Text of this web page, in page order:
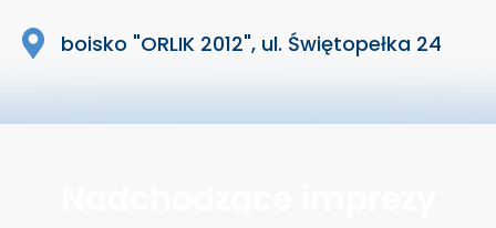
boisko "ORLIK 2012", ul. Świętopełka 24